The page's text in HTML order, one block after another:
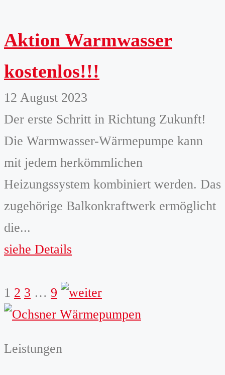
Aktion Warmwasser
kostenlos!!!
12 August 2023
Der erste Schritt in Richtung Zukunft!
Die Warmwasser-Wärmepumpe kann
mit jedem herkömmlichen
Heizungssystem kombiniert werden. Das
zugehörige Balkonkraftwerk ermöglicht
die...
siehe Details
1 2 3 … 9 weiter
Leistungen